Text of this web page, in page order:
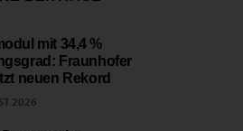
mit 34,4 %
Fraunhofer
neuen Rekord
2026